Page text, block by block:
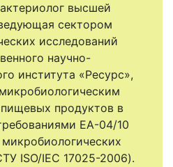
высшей
сектором
исследований
научно-
института «Ресурс»,
продуктов в
EA-04/10
ISO/IEC 17025-2006).